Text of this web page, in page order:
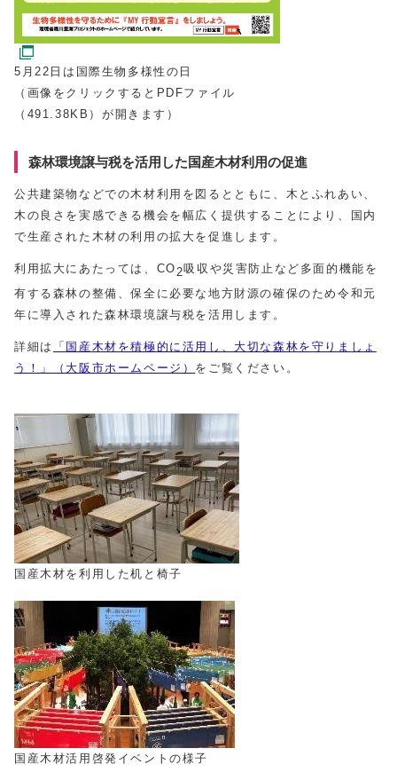
5月22日は国際生物多様性の日
（画像をクリックするとPDFファイル
（491.38KB）が開きます）
森林環境譲与税を活用した国産木材利用の促進
公共建築物などでの木材利用を図るとともに、木とふれあい、
木の良さを実感できる機会を幅広く提供することにより、国内
で生産された木材の利用の拡大を促進します。
利用拡大にあたっては、CO 2吸収や災害防止など多面的機能を
有する森林の整備、保全に必要な地方財源の確保のため令和元
年に導入された森林環境譲与税を活用します。
詳細は
「国産木材を積極的に活用し、大切な森林を守りましょ
う！」（大阪市ホームページ） をご覧ください。
国産木材を利用した机と椅子
国産木材活用啓発イベントの様子